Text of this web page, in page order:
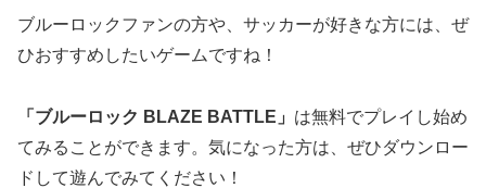
ブルーロックファンの方や、サッカーが好きな方には、ぜ
ひおすすめしたいゲームですね！
「 ブルーロック BLAZE BATTLE」 は無料でプレイし始め
てみることができます。気になった方は、ぜひダウンロー
ドして遊んでみてください！